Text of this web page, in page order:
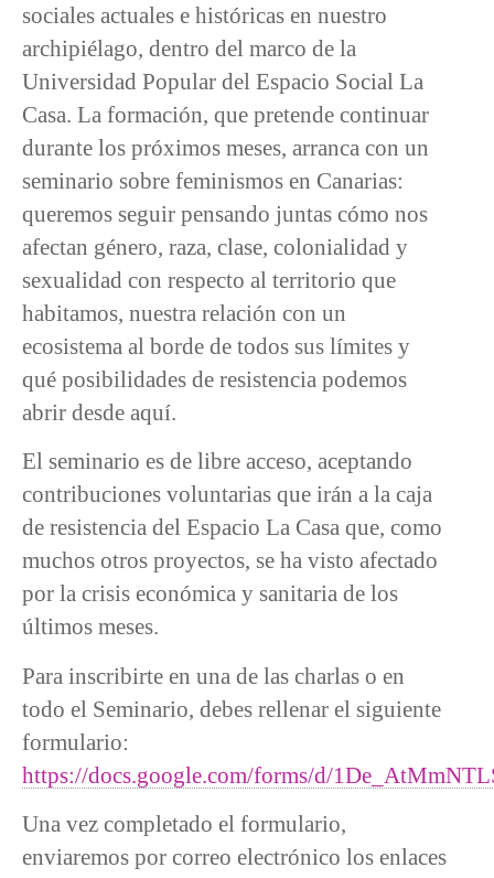
sociales actuales e históricas en nuestro
archipiélago, dentro del marco de la
Universidad Popular del Espacio Social La
Casa. La formación, que pretende continuar
durante los próximos meses, arranca con un
seminario sobre feminismos en Canarias:
queremos seguir pensando juntas cómo nos
afectan género, raza, clase, colonialidad y
sexualidad con respecto al territorio que
habitamos, nuestra relación con un
ecosistema al borde de todos sus límites y
qué posibilidades de resistencia podemos
abrir desde aquí.
El seminario es de libre acceso, aceptando
contribuciones voluntarias que irán a la caja
de resistencia del Espacio La Casa que, como
muchos otros proyectos, se ha visto afectado
por la crisis económica y sanitaria de los
últimos meses.
Para inscribirte en una de las charlas o en
todo el Seminario, debes rellenar el siguiente
formulario:
https://docs.google.com/forms/d/
Una vez completado el formulario,
enviaremos por correo electrónico los enlaces